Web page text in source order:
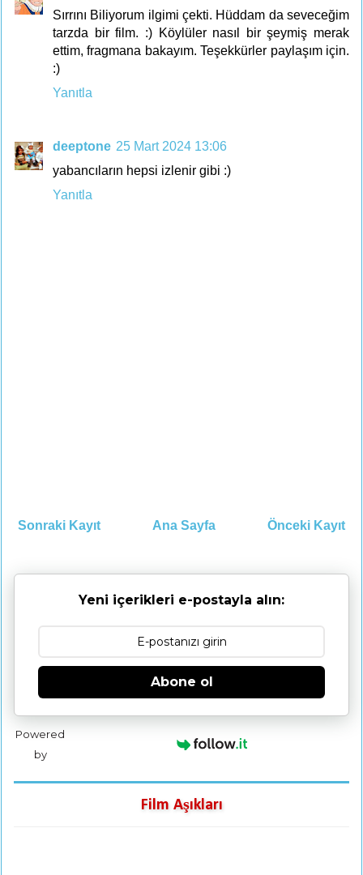
Sırrını Biliyorum ilgimi çekti. Hüddam da seveceğim
tarzda bir film. :) Köylüler nasıl bir şeymiş merak
ettim, fragmana bakayım. Teşekkürler paylaşım için.
:)
Yanıtla
deeptone 25 Mart 2024 13:06
yabancıların hepsi izlenir gibi :)
Yanıtla
Sonraki Kayıt Önceki Kayıt
Ana Sayfa
Yeni içerikleri e-postayla alın:
Abone ol
Powered
by
Film Aşıkları